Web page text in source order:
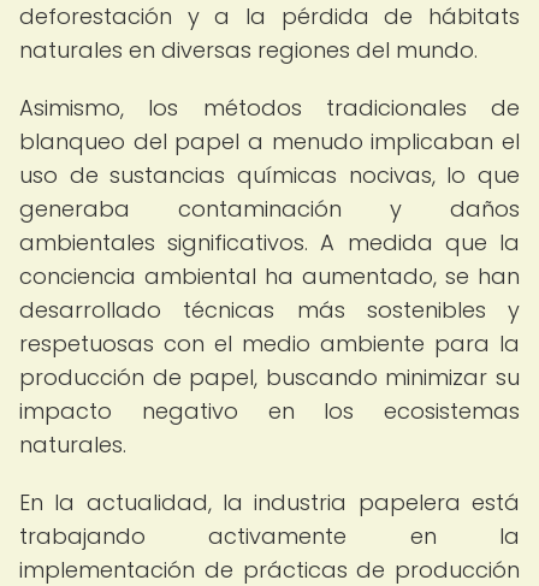
deforestación y a la pérdida de hábitats
naturales en diversas regiones del mundo.
Asimismo, los métodos tradicionales de
blanqueo del papel a menudo implicaban el
uso de sustancias químicas nocivas, lo que
generaba contaminación y daños
ambientales significativos. A medida que la
conciencia ambiental ha aumentado, se han
desarrollado técnicas más sostenibles y
respetuosas con el medio ambiente para la
producción de papel, buscando minimizar su
impacto negativo en los ecosistemas
naturales.
En la actualidad, la industria papelera está
trabajando activamente en la
implementación de prácticas de producción